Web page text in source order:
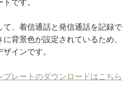
です。
て、着信通話と発信通話を記録で
背景色が設定されているため、
インです。
レートのダウンロードはこちら